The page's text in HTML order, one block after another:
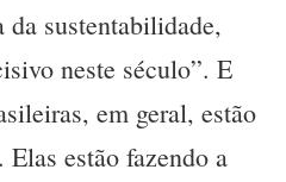
sustentabilidade,
neste século”. E
em geral, estão
Elas estão fazendo a